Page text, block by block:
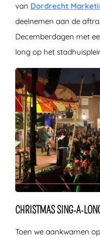
van Dordrecht
deelnemen aan de
Decemberdagen met
long op het
CHRISTMAS SING-A-
Toen we aankwamen